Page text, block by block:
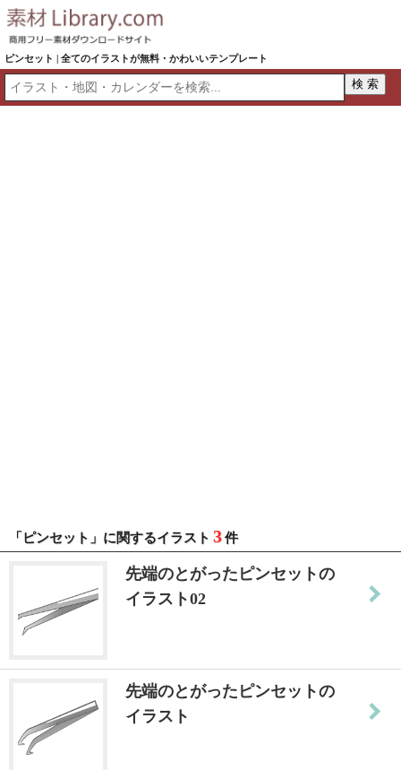
ピンセット | 全てのイラストが無料・かわいいテンプレート
「ピンセット」に関するイラスト 3件
先端のとがったピンセットの
イラスト02
先端のとがったピンセットの
イラスト